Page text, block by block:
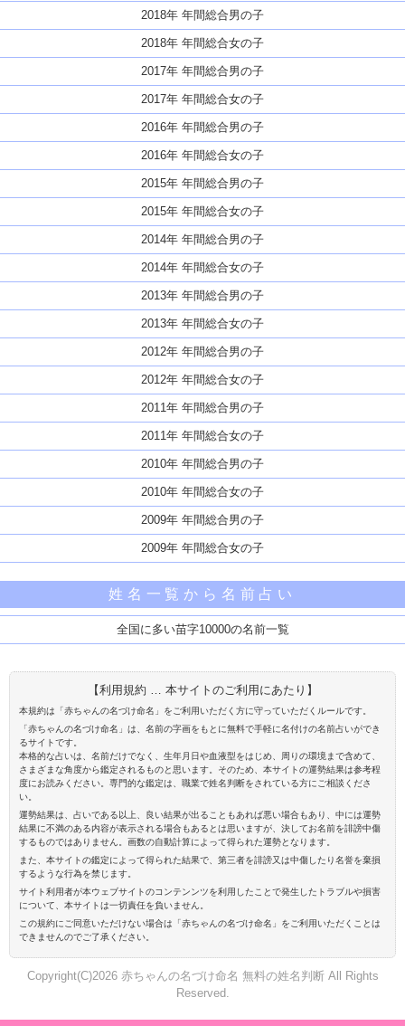
2018年 年間総合男の子
2018年 年間総合女の子
2017年 年間総合男の子
2017年 年間総合女の子
2016年 年間総合男の子
2016年 年間総合女の子
2015年 年間総合男の子
2015年 年間総合女の子
2014年 年間総合男の子
2014年 年間総合女の子
2013年 年間総合男の子
2013年 年間総合女の子
2012年 年間総合男の子
2012年 年間総合女の子
2011年 年間総合男の子
2011年 年間総合女の子
2010年 年間総合男の子
2010年 年間総合女の子
2009年 年間総合男の子
2009年 年間総合女の子
姓名一覧から名前占い
全国に多い苗字10000の名前一覧
【利用規約 … 本サイトのご利用にあたり】
本規約は「赤ちゃんの名づけ命名」をご利用いただく方に守っていただくルールです。
「赤ちゃんの名づけ命名」は、名前の字画をもとに無料で手軽に名付けの名前占いができ
るサイトです。
本格的な占いは、名前だけでなく、生年月日や血液型をはじめ、周りの環境まで含めて、
さまざまな角度から鑑定されるものと思います。そのため、本サイトの運勢結果は参考程
度にお読みください。専門的な鑑定は、職業で姓名判断をされている方にご相談くださ
い。
運勢結果は、占いである以上、良い結果が出ることもあれば悪い場合もあり、中には運勢
結果に不満のある内容が表示される場合もあるとは思いますが、決してお名前を誹謗中傷
するものではありません。画数の自動計算によって得られた運勢となります。
また、本サイトの鑑定によって得られた結果で、第三者を誹謗又は中傷したり名誉を棄損
するような行為を禁じます。
サイト利用者が本ウェブサイトのコンテンンツを利用したことで発生したトラブルや損害
について、本サイトは一切責任を負いません。
この規約にご同意いただけない場合は「赤ちゃんの名づけ命名」をご利用いただくことは
できませんのでご了承ください。
Copyright(C)2026 赤ちゃんの名づけ命名 無料の姓名判断 All Rights
Reserved.